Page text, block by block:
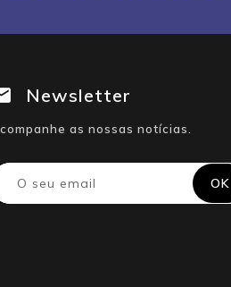
Newsletter
as nossas notícias.